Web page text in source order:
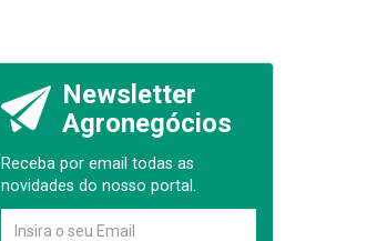
Newsletter
Agronegócios
Receba por email todas as
novidades do nosso portal.